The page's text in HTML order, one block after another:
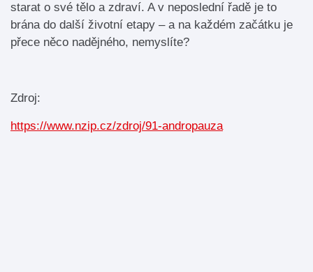
starat o své tělo a zdraví. A v neposlední řadě je to
brána do další životní etapy – a na každém začátku je
přece něco nadějného, nemyslíte?
Zdroj:
https://www.nzip.cz/zdroj/91-andropauza